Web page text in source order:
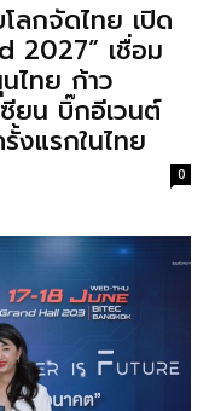
ลกจัดไทย เปิด
2027” เชื่อม
ไทย ก้าว
ยน บิ๊กอีเวนต์
งแรกในไทย
0